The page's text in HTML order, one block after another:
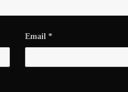
Email *